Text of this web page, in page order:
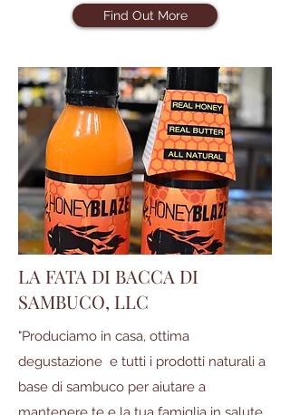
Find Out More
LA FATA DI BACCA DI
SAMBUCO, LLC
"Produciamo in casa, ottima
degustazione e tutti i prodotti naturali a
base di sambuco per aiutare a